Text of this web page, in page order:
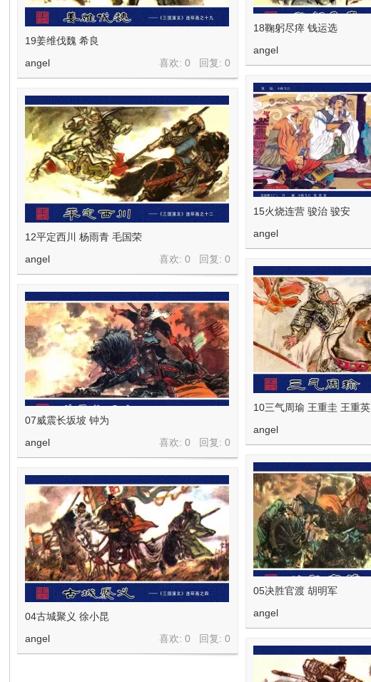
19姜维伐魏 希良
喜欢: 0 回复:0
angel
18鞠躬尽瘁 钱运选
angel
15火烧连营 骏治 骏安
angel
12平定西川 杨雨青 毛国荣
喜欢: 0 回复:0
angel
10三气周瑜 王重圭 王重英
angel
07威震长坂坡 钟为
喜欢: 0 回复:0
angel
05决胜官渡 胡明军
angel
04古城聚义 徐小昆
喜欢: 0 回复:0
angel